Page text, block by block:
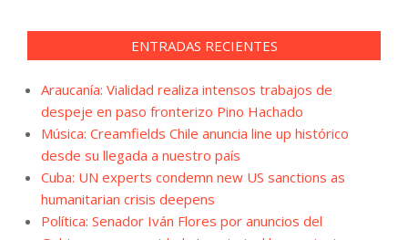
ENTRADAS RECIENTES
Araucanía: Vialidad realiza intensos trabajos de
despeje en paso fronterizo Pino Hachado
Música: Creamfields Chile anuncia line up histórico
desde su llegada a nuestro país
Cuba: UN experts condemn new US sanctions as
humanitarian crisis deepens
Política: Senador Iván Flores por anuncios del